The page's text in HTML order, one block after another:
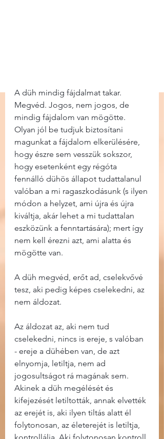
A düh mindig fájdalmat takar.
Megvéd. Jogos, nem jogos, de
mindig fájdalom van mögötte.
Olyan jól be tudjuk biztosítani
magunkat a fájdalom elkerülésére,
hogy észre sem vesszük sokszor,
hogy esetenként egy régóta
fennálló dühös állapot tudattalanul
valóban a mi ragaszkodásunk (s ilyen
módon a helyzet, ami újra és újra
kiváltja, akár lehet a mi tudattalan
eszközünk a fenntartására); mert így
nem kell érezni azt, ami alatta és
mögötte van.
A düh megvéd, erőt ad, cselekvővé
tesz, aki pedig képes cselekedni, az
nem áldozat.
Az áldozat az, aki nem tud
cselekedni, nincs is ereje, s valóban
- ereje a dühében van, de azt
elnyomja, letiltja, nem ad
jogosultságot rá magának sem.
Akinek a düh megélését és
kifejezését letiltották, annak elvették
az erejét is, aki ilyen tiltás alatt él
folytonosan, az életerejét is letiltja,